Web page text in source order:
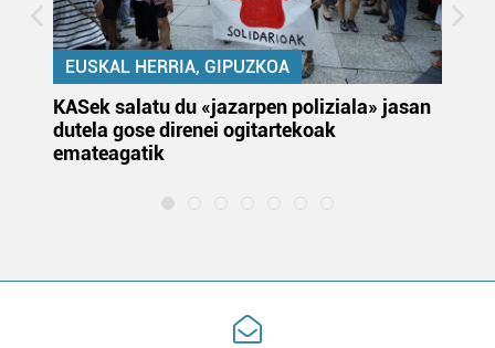
EUSKAL HERRIA, GIPUZKOA
KASek salatu du «jazarpen poliziala» jasan
dutela gose direnei ogitartekoak
emateagatik